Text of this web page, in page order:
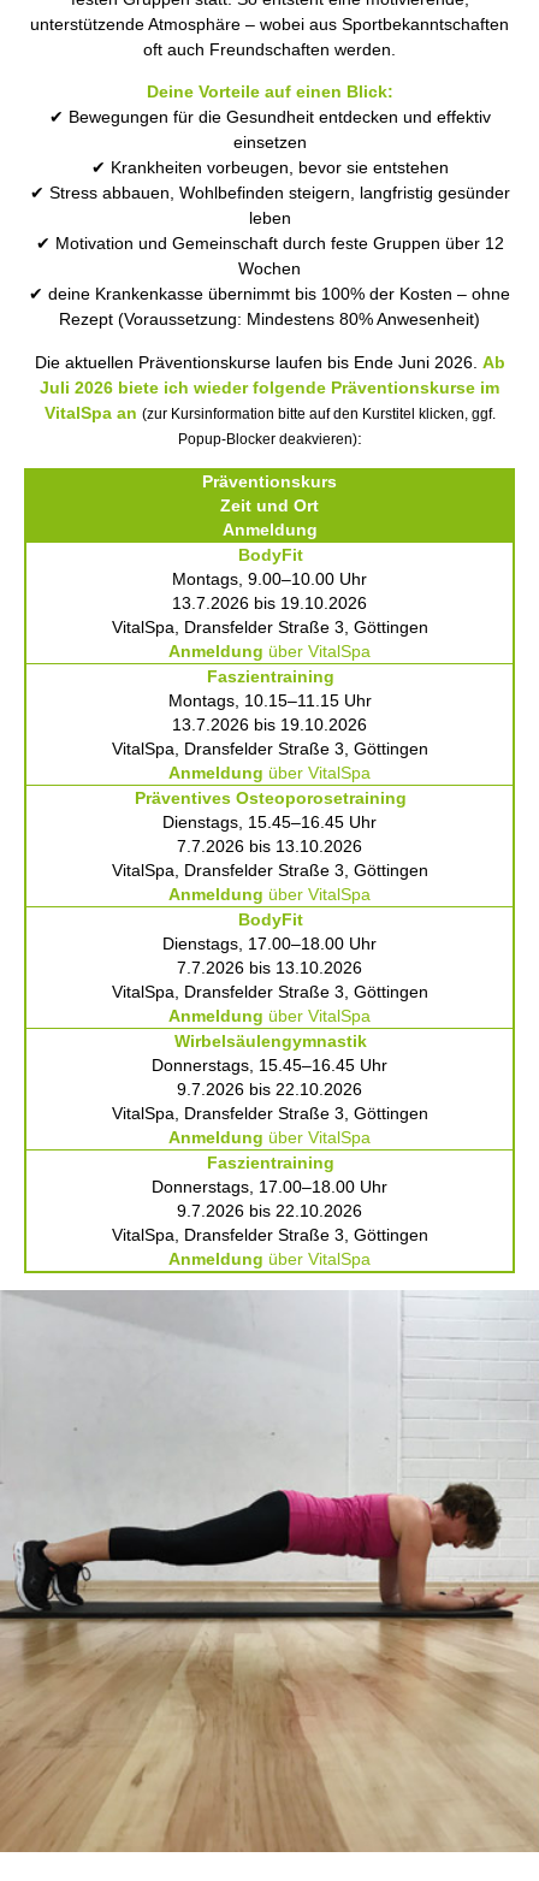
unterstützende Atmosphäre – wobei aus Sportbekanntschaften
oft auch Freundschaften werden.
Deine Vorteile auf einen Blick:
✔ Bewegungen für die Gesundheit entdecken und effektiv
einsetzen
✔ Krankheiten vorbeugen, bevor sie entstehen
✔ Stress abbauen, Wohlbefinden steigern, langfristig gesünder
leben
✔ Motivation und Gemeinschaft durch feste Gruppen über 12
Wochen
✔ deine Krankenkasse übernimmt bis 100% der Kosten – ohne
Rezept (Voraussetzung: Mindestens 80% Anwesenheit)
Die aktuellen Präventionskurse laufen bis Ende Juni 2026. Ab
Juli 2026 biete ich wieder folgende Präventionskurse im
VitalSpa an (zur Kursinformation bitte auf den Kurstitel klicken, ggf.
Popup-Blocker deakvieren):
Präventionskurs
Zeit und Ort
Anmeldung
BodyFit
Montags, 9.00–10.00 Uhr
13.7.2026 bis 19.10.2026
VitalSpa, Dransfelder Straße 3, Göttingen
Anmeldung über VitalSpa
Faszientraining
Montags, 10.15–11.15 Uhr
13.7.2026 bis 19.10.2026
VitalSpa, Dransfelder Straße 3, Göttingen
Anmeldung über VitalSpa
Präventives Osteoporosetraining
Dienstags, 15.45–16.45 Uhr
7.7.2026 bis 13.10.2026
VitalSpa, Dransfelder Straße 3, Göttingen
Anmeldung über VitalSpa
BodyFit
Dienstags, 17.00–18.00 Uhr
7.7.2026 bis 13.10.2026
VitalSpa, Dransfelder Straße 3, Göttingen
Anmeldung über VitalSpa
Wirbelsäulengymnastik
Donnerstags, 15.45–16.45 Uhr
9.7.2026 bis 22.10.2026
VitalSpa, Dransfelder Straße 3, Göttingen
Anmeldung über VitalSpa
Faszientraining
Donnerstags, 17.00–18.00 Uhr
9.7.2026 bis 22.10.2026
VitalSpa, Dransfelder Straße 3, Göttingen
Anmeldung über VitalSpa